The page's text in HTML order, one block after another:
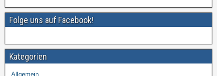
Folge uns auf Facebook!
Kategorien
Allgemein